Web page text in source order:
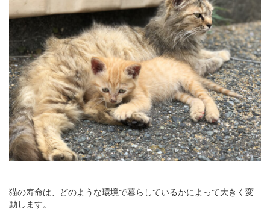
猫の寿命は、どのような環境で暮らしているかによって大きく変
動します。